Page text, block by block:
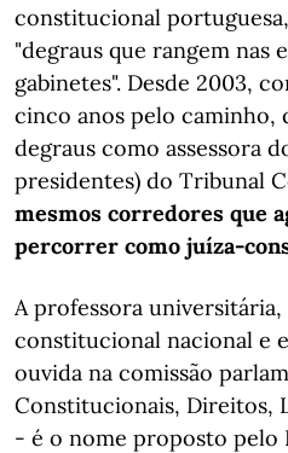
constitucional
"degraus que rangem nas
gabinetes". Desde 2003,
cinco anos pelo caminho,
degraus como assessora
presidentes) do Tribunal
mesmos corredores que
percorrer como juíza-
A professora
constitucional nacional e
ouvida na comissão
Constitucionais, Direitos,
- é o nome proposto pelo